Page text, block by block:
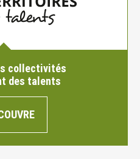
collectivités
des talents